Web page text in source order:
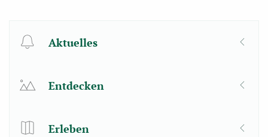
Aktuelles
Entdecken
Erleben